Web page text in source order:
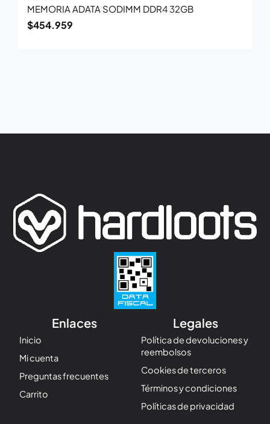
MEMORIA ADATA SODIMM DDR4 32GB
$454.959
Enlaces
Inicio
Mi cuenta
Preguntas frecuentes
Carrito
Legales
Política de devoluciones y
reembolsos
Cookies de terceros
Términos y condiciones
Políticas de privacidad